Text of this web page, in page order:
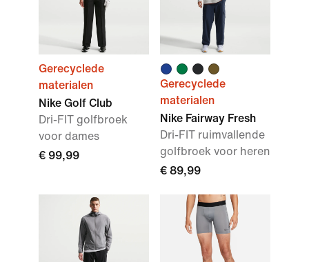
Gerecyclede
materialen
Nike Golf Club
Dri-FIT golfbroek
voor dames
€ 99,99
Gerecyclede
materialen
Nike Fairway Fresh
Dri-FIT ruimvallende
golfbroek voor heren
€ 89,99